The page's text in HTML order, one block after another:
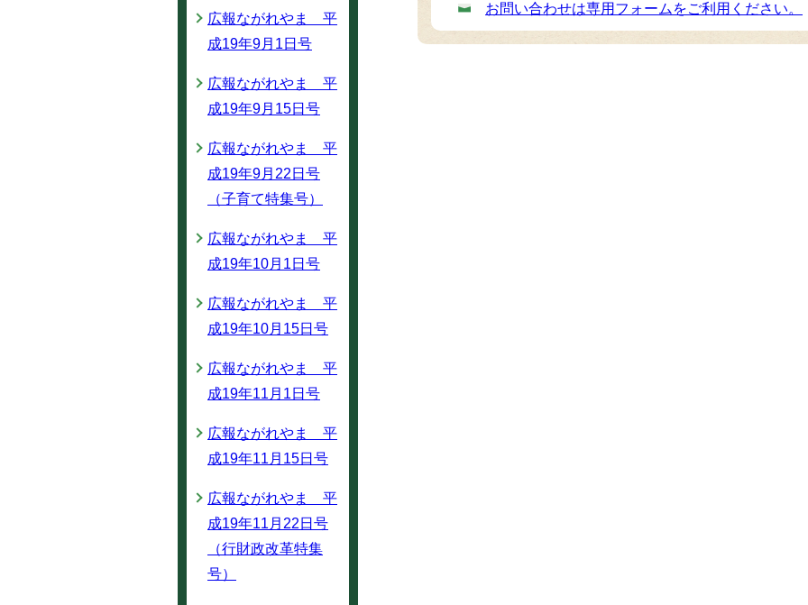
お問い合わせは専用フォームをご利用ください。
広報ながれやま 平
成19年9月1日号
広報ながれやま 平
成19年9月15日号
広報ながれやま 平
成19年9月22日号
（子育て特集号）
広報ながれやま 平
成19年10月1日号
広報ながれやま 平
成19年10月15日号
広報ながれやま 平
成19年11月1日号
広報ながれやま 平
成19年11月15日号
広報ながれやま 平
成19年11月22日号
（行財政改革特集
号）